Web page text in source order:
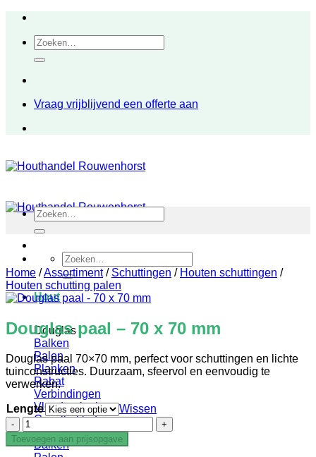
inhoudZoeken
naar:
Vraag vrijblijvend een offerte aan
Zoeken
naar:
Hout
Douglas
Balken
Palen
Planken
Rabat
Verbindingen
Vlonderplanken
Gevelbekleding
Geïmpregneerd
Balken
Zoeken
naar:
Home /Assortiment / Schuttingen / Houten schuttingen /
Houten schutting palen
Douglas paal – 70 x 70 mm
Douglas paal 70×70 mm, perfect voor schuttingen en lichte
tuinconstructies. Duurzaam, sfeervol en eenvoudig te
verwerken.
Lengte
Wissen
Douglas
paal
-
Toevoegen aan prijsopgave